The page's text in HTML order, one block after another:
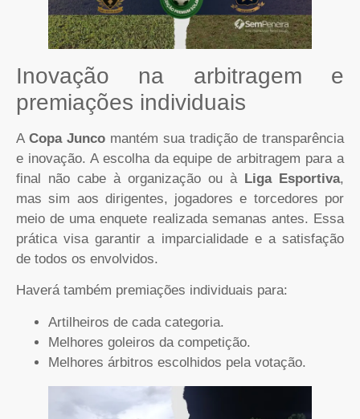
Inovação na arbitragem e
premiações individuais
A Copa Junco mantém sua tradição de transparência
e inovação. A escolha da equipe de arbitragem para a
final não cabe à organização ou à Liga Esportiva,
mas sim aos dirigentes, jogadores e torcedores por
meio de uma enquete realizada semanas antes. Essa
prática visa garantir a imparcialidade e a satisfação
de todos os envolvidos.
Haverá também premiações individuais para:
Artilheiros de cada categoria.
Melhores goleiros da competição.
Melhores árbitros escolhidos pela votação.